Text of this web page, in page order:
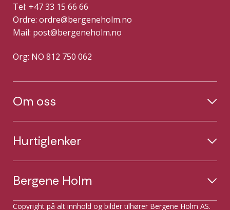
Tel: +47 33 15 66 66
Ordre: ordre@bergeneholm.no
Mail: post@bergeneholm.no
Org: NO 812 750 062
Om oss
Hurtiglenker
Bergene Holm
Copyright på alt innhold og bilder tilhører Bergene Holm AS.